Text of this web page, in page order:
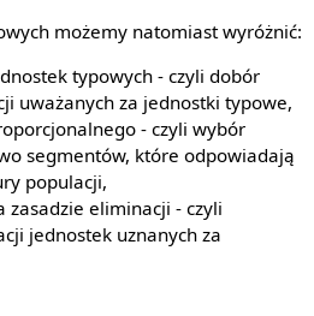
możemy natomiast wyróżnić:
typowych - czyli dobór
uważanych za jednostki typowe,
- czyli wybór
segmentów, które odpowiadają
populacji,
zasadzie eliminacji - czyli
jednostek uznanych za